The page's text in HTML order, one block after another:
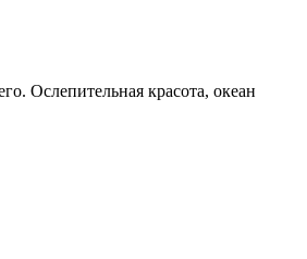
Ослепительная красота, океан